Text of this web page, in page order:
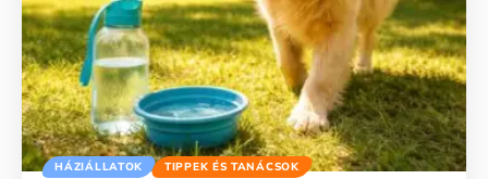
HÁZIÁLLATOK TIPPEK ÉS TANÁCSOK